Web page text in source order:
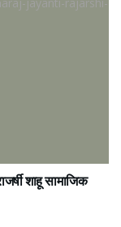
शाहू सामाजिक